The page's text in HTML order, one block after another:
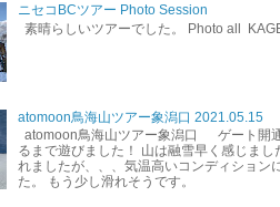
ニセコBCツアー Photo Session
素晴らしいツアーでした。 Photo all
atomoon鳥海山ツアー象潟口 2021.05.15
atomoon鳥海山ツアー象潟口 ゲート開
るまで遊びました！ 山は融雪早く感じまし
れましたが、、、気温高いコンディション
た。 もう少し滑れそうです。